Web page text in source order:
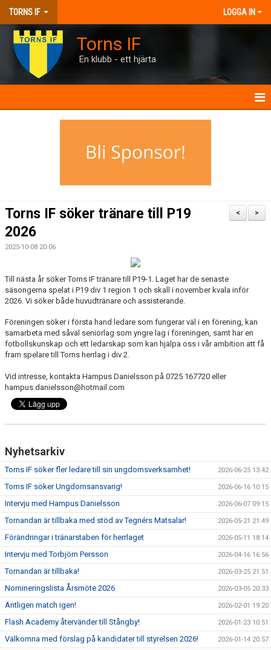
TORNS IF LOGGA IN
Torns IF
En klubb - ett hjärta
MATCHER
TORN I SAMHÄLLET
WEBBSHOP
>
<
Torns IF söker tränare till P19
2026
2025-10-08 20:06
Till nästa år söker Torns IF tränare till P19-1. Laget har de senaste
säsongerna spelat i P19 div 1 region 1 och skall i november kvala inför
2026. Vi söker både huvudtränare och assisterande.
Föreningen söker i första hand ledare som fungerar väl i en förening, kan
samarbeta med såväl seniorlag som yngre lag i föreningen, samt har en
fotbollskunskap och ett ledarskap som kan hjälpa oss i vår ambition att få
fram spelare till Torns herrlag i div 2.
Vid intresse, kontakta Hampus Danielsson på 0725 167720 eller
hampus.danielsson@hotmail.com
Nyhetsarkiv
Torns IF söker fler ledare till sin ungdomsverksamhet! 2026-06-25 13:42
Torns IF söker Ungdomsansvarig! 2026-06-16 10:15
Intervju med Hampus Danielsson 2026-06-07 09:15
Tornandan är tillbaka med stöd av Tegnérs Matsalar! 2026-05-21 21:49
Förändringar i tränarstaben för herrlaget 2026-05-11 18:14
Intervju med Torbjörn Persson 2026-04-16 16:56
Tornandan är tillbaka! 2026-03-25 21:51
Nomineringslista Årsmöte 2026 2026-03-05 20:33
Äntligen match igen! 2026-02-01 19:20
Flash Academy återvänder till Stångby! 2026-01-23 10:51
Välkomna med förslag på kandidater till styrelsen 2026! 2026-01-14 20:57